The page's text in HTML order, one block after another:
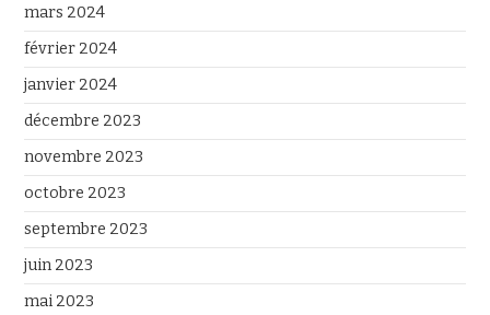
mars 2024
février 2024
janvier 2024
décembre 2023
novembre 2023
octobre 2023
septembre 2023
juin 2023
mai 2023